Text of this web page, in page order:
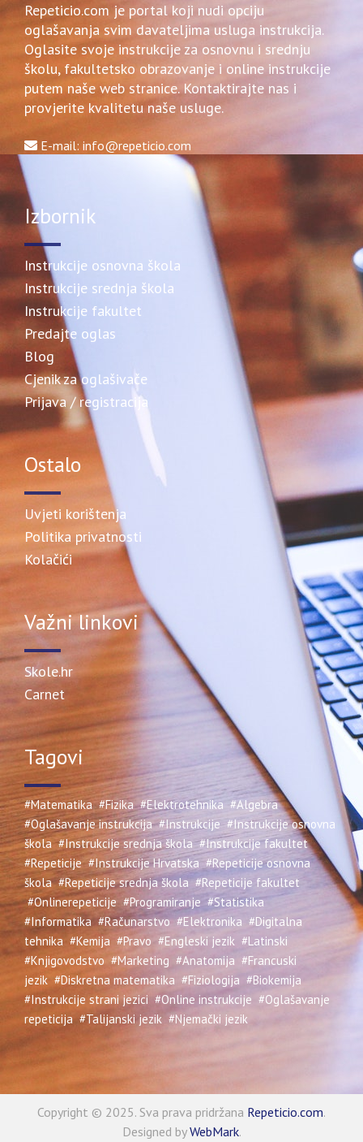
Repeticio.com je portal koji nudi opciju
oglašavanja svim davateljima usluga instrukcija.
Oglasite svoje instrukcije za osnovnu i srednju
školu, fakultetsko obrazovanje i online instrukcije
putem naše web stranice. Kontaktirajte nas i
provjerite kvalitetu naše usluge.
E-mail: info@repeticio.com
Izbornik
Instrukcije osnovna škola
Instrukcije srednja škola
Instrukcije fakultet
Predajte oglas
Blog
Cjenik za oglašivače
Prijava / registracija
Ostalo
Uvjeti korištenja
Politika privatnosti
Kolačići
Važni linkovi
Skole.hr
Carnet
Tagovi
#Matematika #Fizika #Elektrotehnika #Algebra
#Oglašavanje instrukcija #Instrukcije #Instrukcije osnovna
škola #Instrukcije srednja škola #Instrukcije fakultet
#Repeticije #Instrukcije Hrvatska #Repeticije osnovna
škola #Repeticije srednja škola #Repeticije fakultet
#Onlinerepeticije #Programiranje #Statistika
#Informatika #Računarstvo #Elektronika #Digitalna
tehnika #Kemija #Pravo #Engleski jezik #Latinski
#Knjigovodstvo #Marketing #Anatomija #Francuski
jezik #Diskretna matematika #Fiziologija #Biokemija
#Instrukcije strani jezici #Online instrukcije #Oglašavanje
repeticija #Talijanski jezik #Njemački jezik
Copyright © 2025. Sva prava pridržana Repeticio.com.
Designed byWebMark.